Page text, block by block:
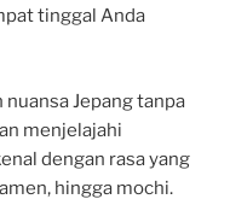
tinggal Anda
Jepang tanpa
menjelajahi
dengan rasa yang
hingga mochi.